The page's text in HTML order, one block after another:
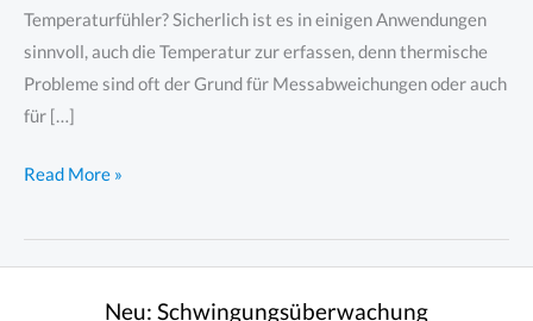
Temperaturfühler? Sicherlich ist es in einigen Anwendungen
sinnvoll, auch die Temperatur zur erfassen, denn thermische
Probleme sind oft der Grund für Messabweichungen oder auch
für […]
LSB205
Miniatur
Kraftsensor
Read More »
Neu: Schwingungsüberwachung